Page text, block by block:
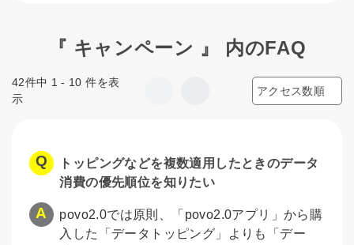
『 キャンペーン 』 内のFAQ
42件中 1 - 10 件を表
示
トッピングなどを複数適用したときのデータ
消費の優先順位を知りたい
povo2.0では原則、「povo2.0アプリ」から購
入した「データトッピング」よりも「デー